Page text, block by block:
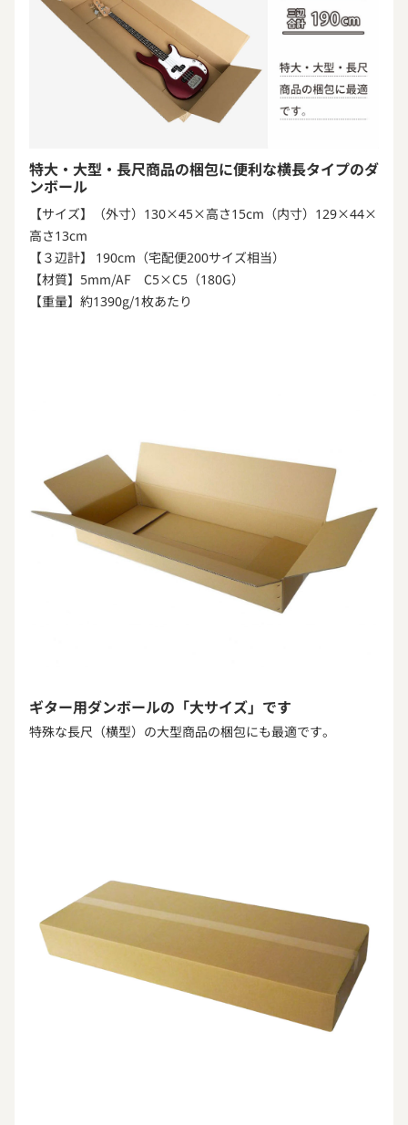
特大・大型・長尺商品の梱包に便利な横長タイプのダ
ンボール
【サイズ】（外寸）130×45×高さ15cm（内寸）129×44×
高さ13cm
【３辺計】 190cm（宅配便200サイズ相当）
【材質】5mm/AF C5×C5（180G）
【重量】約1390g/1枚あたり
ギター用ダンボールの「大サイズ」です
特殊な長尺（横型）の大型商品の梱包にも最適です。